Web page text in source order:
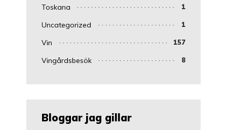
Toskana 1
Uncategorized 1
Vin 157
Vingårdsbesök 8
Bloggar jag gillar